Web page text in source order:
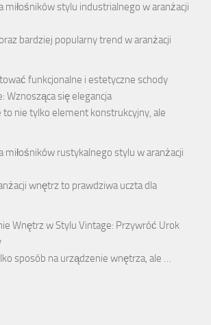
miłośników stylu industrialnego w aranżacji
bardziej popularny trend w aranżacji
funkcjonalne i estetyczne schody
Wznosząca się elegancja
nie tylko element konstrukcyjny, ale
miłośników rustykalnego stylu w aranżacji
wnętrz to prawdziwa uczta dla
Wnętrz w Stylu Vintage: Przywróć Urok
sposób na urządzenie wnętrza, ale …